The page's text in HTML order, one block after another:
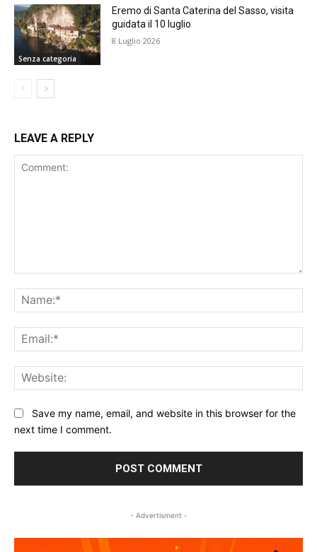
Senza categoria
Eremo di Santa Caterina del Sasso, visita
guidata il 10 luglio
8 Luglio 2026
LEAVE A REPLY
Save my name, email, and website in this browser for the
next time I comment.
- Advertisment -